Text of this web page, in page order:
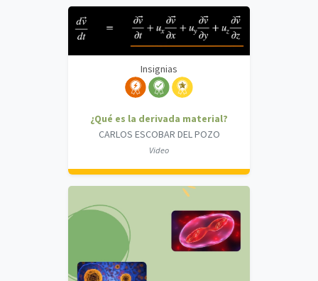
Insignias
¿Qué es la derivada material?
CARLOS ESCOBAR DEL POZO
Video